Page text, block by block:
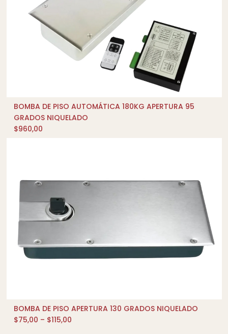
AÑADIR AL CARRITO
BOMBA DE PISO AUTOMÁTICA 180KG APERTURA 95
GRADOS NIQUELADO
$960,00
QUICK SHOP
BOMBA DE PISO APERTURA 130 GRADOS NIQUELADO
$75,00 – $115,00